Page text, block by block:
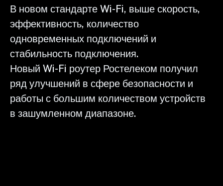
В новом стандарте Wi-Fi, выше скорость,
эффективность, количество
одновременных подключений и
стабильность подключения.
Новый Wi-Fi роутер Ростелеком получил
ряд улучшений в сфере безопасности и
работы с большим количеством устройств
в зашумленном диапазоне.